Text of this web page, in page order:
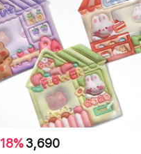
18%3,690